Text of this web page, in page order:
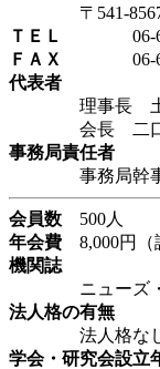
〒541-8567 大
ＴＥＬ
06-
ＦＡＸ
06-
代表者
理事長 土岐
会長 二口 充
事務局責任者
事務局幹事
会員数 500人
年会費 8,000円（
機関誌
ニューズ・レタ
法人格の有無
法人格な
学会・研究会設立